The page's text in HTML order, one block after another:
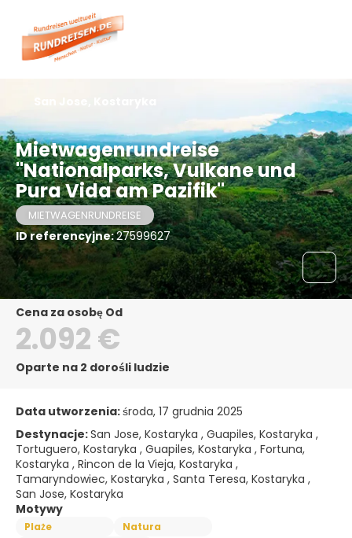
Mietwagenrundreise
"Nationalparks, Vulkane und
Pura Vida am Pazifik"
MIETWAGENRUNDREISE
ID referencyjne:27599627
Cena za osobę Od
2.092 €
Oparte na 2 dorośli ludzie
Data utworzenia:środa, 17 grudnia 2025
Destynacje:San Jose, Kostaryka , Guapiles, Kostaryka ,
Tortuguero, Kostaryka , Guapiles, Kostaryka , Fortuna,
Kostaryka , Rincon de la Vieja, Kostaryka ,
Tamaryndowiec, Kostaryka , Santa Teresa, Kostaryka ,
San Jose, Kostaryka
Motywy
Plaże
Natura